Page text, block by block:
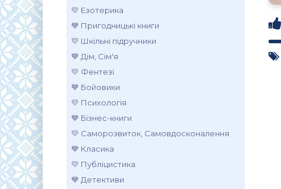
💛 Езотерика
💙 Пригодницькі книги
💛 Шкільні підручники
💙 Дім, Сім'я
💛 Фентезі
💙 Бойовики
💛 Психологія
💙 Бізнес-книги
💛 Саморозвиток, Самовдосконалення
💙 Класика
💛 Публіцистика
💙 Детективи